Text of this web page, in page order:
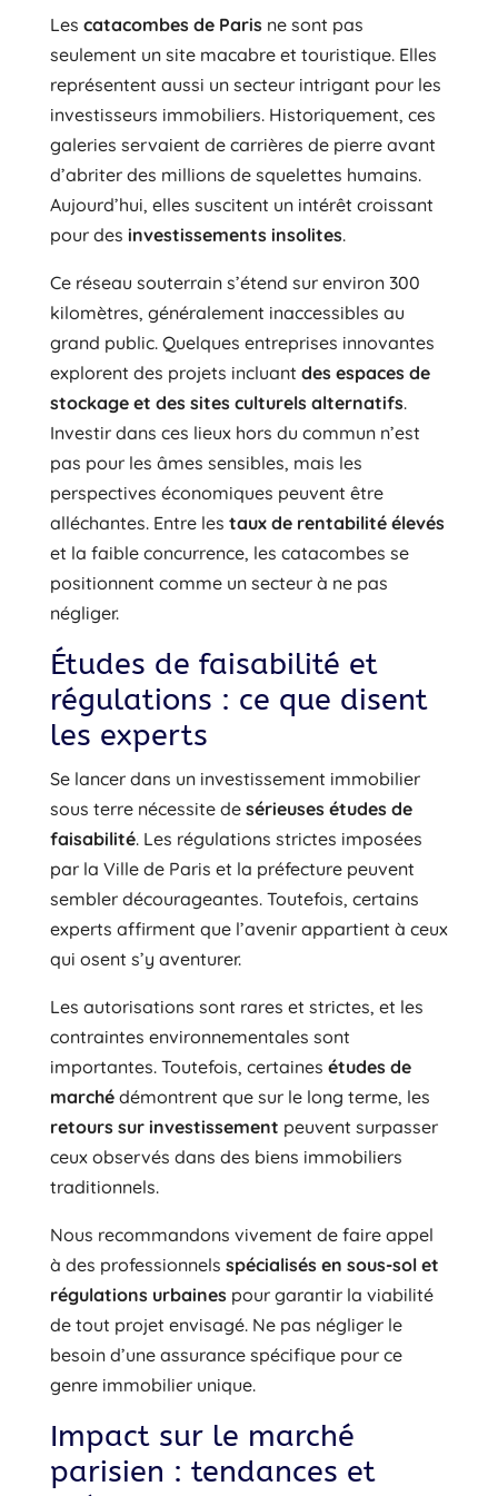
Les catacombes de Parisne sont pas
seulement un site macabre et touristique. Elles
représentent aussi un secteur intrigant pour les
investisseurs immobiliers. Historiquement, ces
galeries servaient de carrières de pierre avant
d’abriter des millions de squelettes humains.
Aujourd’hui, elles suscitent un intérêt croissant
pour des investissements insolites.
Ce réseau souterrain s’étend sur environ 300
kilomètres, généralement inaccessibles au
grand public. Quelques entreprises innovantes
explorent des projets incluant des espaces de
stockage et des sites culturels alternatifs.
Investir dans ces lieux hors du commun n’est
pas pour les âmes sensibles, mais les
perspectives économiques peuvent être
alléchantes. Entre les taux de rentabilité élevés
et la faible concurrence, les catacombes se
positionnent comme un secteur à ne pas
négliger.
Études de faisabilité et
régulations : ce que disent
les experts
Se lancer dans un investissement immobilier
sous terre nécessite de sérieuses études de
faisabilité. Les régulations strictes imposées
par la Ville de Paris et la préfecture peuvent
sembler décourageantes. Toutefois, certains
experts affirment que l’avenir appartient à ceux
qui osent s’y aventurer.
Les autorisations sont rares et strictes, et les
contraintes environnementales sont
importantes. Toutefois, certaines études de
marchédémontrent que sur le long terme, les
retours sur investissement peuvent surpasser
ceux observés dans des biens immobiliers
traditionnels.
Nous recommandons vivement de faire appel
à des professionnels spécialisés en sous-sol et
régulations urbainespour garantir la viabilité
de tout projet envisagé. Ne pas négliger le
besoin d’une assurance spécifique pour ce
genre immobilier unique.
Impact sur le marché
parisien : tendances et